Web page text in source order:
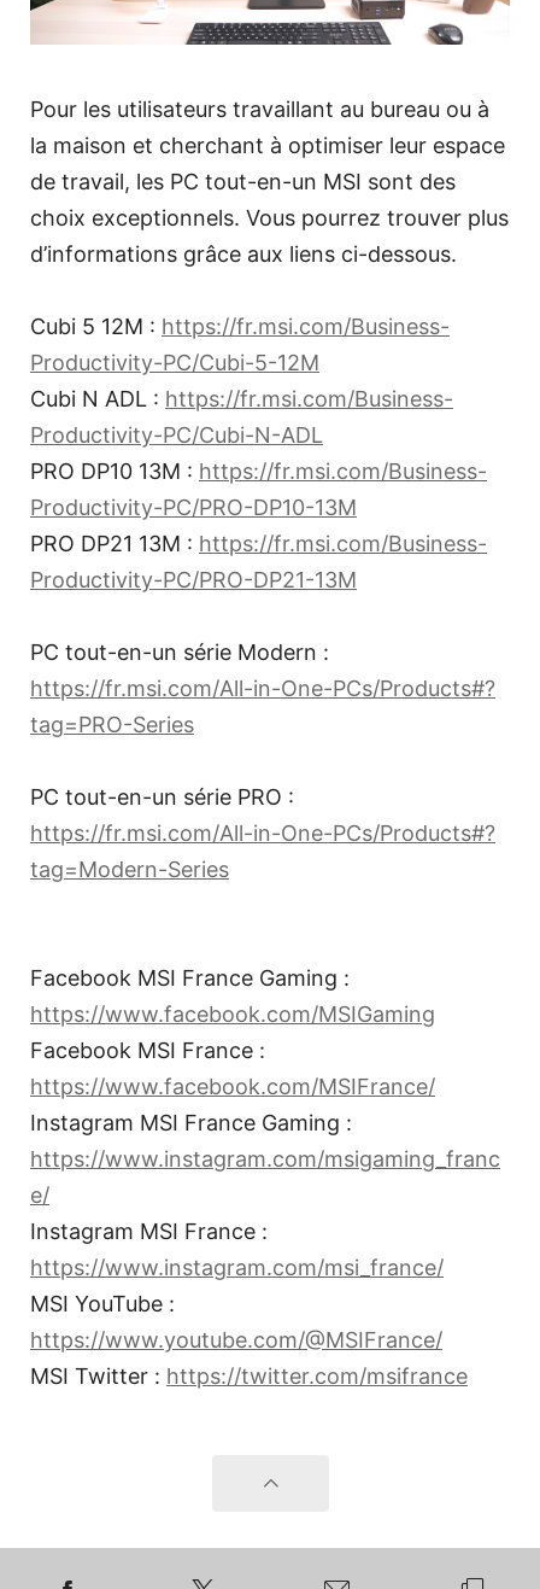
Pour les utilisateurs travaillant au bureau ou à
la maison et cherchant à optimiser leur espace
de travail, les PC tout-en-un MSI sont des
choix exceptionnels. Vous pourrez trouver plus
d’informations grâce aux liens ci-dessous.
Cubi 5 12M : https://fr.msi.com/Business-
Productivity-PC/Cubi-5-12M
Cubi N ADL : https://fr.msi.com/Business-
Productivity-PC/Cubi-N-ADL
PRO DP10 13M : https://fr.msi.com/Business-
Productivity-PC/PRO-DP10-13M
PRO DP21 13M : https://fr.msi.com/Business-
Productivity-PC/PRO-DP21-13M
PC tout-en-un série Modern :
https://fr.msi.com/All-in-One-PCs/Products#?
tag=PRO-Series
PC tout-en-un série PRO :
https://fr.msi.com/All-in-One-PCs/Products#?
tag=Modern-Series
Facebook MSI France Gaming :
https://www.facebook.com/MSIGaming
Facebook MSI France :
https://www.facebook.com/MSIFrance/
Instagram MSI France Gaming :
https://www.instagram.com/msigaming_franc
e/
Instagram MSI France :
https://www.instagram.com/msi_france/
MSI YouTube :
https://www.youtube.com/@MSIFrance/
MSI Twitter : https://twitter.com/msifrance